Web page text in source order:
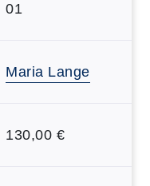
01
Maria Lange
130,00 €